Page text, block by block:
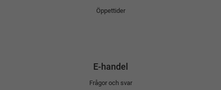
Öppettider
E-handel
Frågor och svar